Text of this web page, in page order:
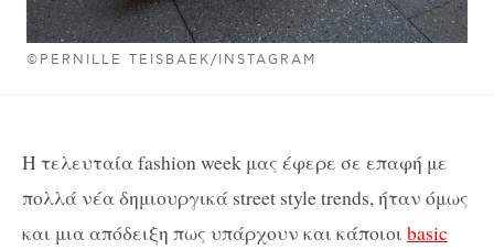
©PERNILLE TEISBAEK/INSTAGRAM
Η τελευταία fashion week μας έφερε σε επαφή με
πολλά νέα δημιουργικά street style trends, ήταν όμως
και μια απόδειξη πως υπάρχουν και κάποιοι basic